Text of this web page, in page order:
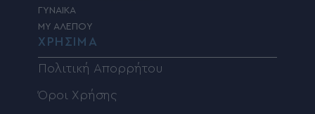
ΓΥΝΑΙΚΑ
MY ΑΛΕΠΟΥ
ΧΡΗΣΙΜΑ
Πολιτική Απορρήτου
Όροι Χρήσης